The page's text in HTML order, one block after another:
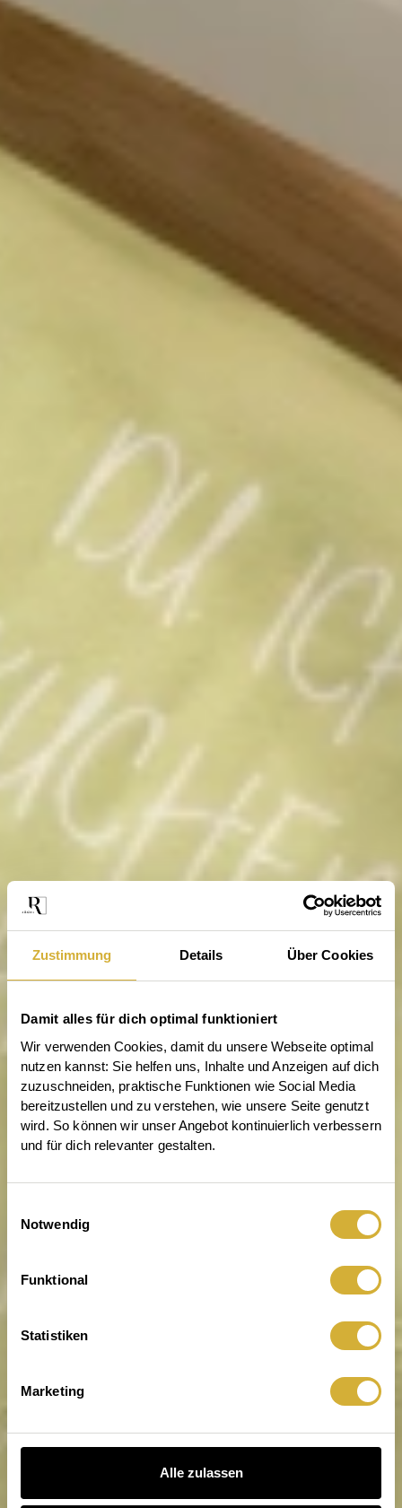
Zustimmung Details Über Cookies
Damit alles für dich optimal funktioniert
Wir verwenden Cookies, damit du unsere Webseite optimal
nutzen kannst: Sie helfen uns, Inhalte und Anzeigen auf dich
zuzuschneiden, praktische Funktionen wie Social Media
bereitzustellen und zu verstehen, wie unsere Seite genutzt
wird. So können wir unser Angebot kontinuierlich verbessern
und für dich relevanter gestalten.
Notwendig
Funktional
Statistiken
Marketing
Alle zulassen
Ausgelegt auf gute Laune.